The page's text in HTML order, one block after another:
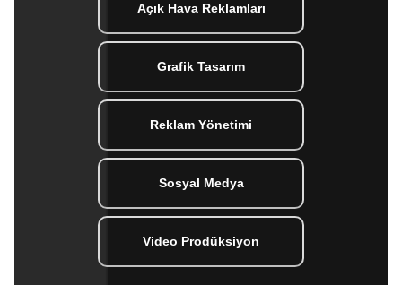
Açık Hava Reklamları
Grafik Tasarım
Reklam Yönetimi
Sosyal Medya
Video Prodüksiyon